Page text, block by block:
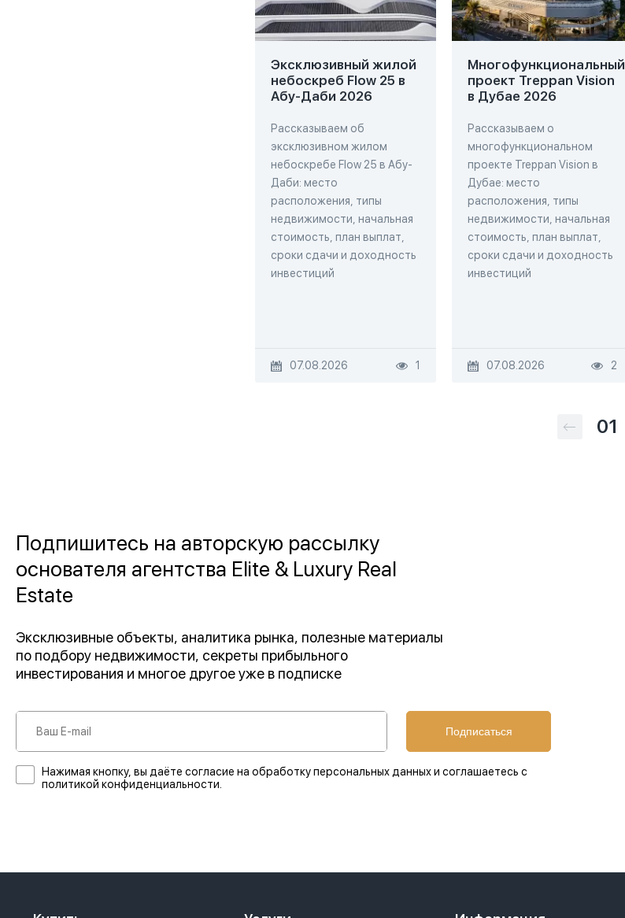
Эксклюзивный жилой
небоскреб Flow 25 в
Абу-Даби 2026
Рассказываем об
эксклюзивном жилом
небоскребе Flow 25 в Абу-
Даби: место
расположения, типы
недвижимости, начальная
стоимость, план выплат,
сроки сдачи и доходность
инвестиций
07.08.2026 1
Многофункциональный
проект Treppan Vision
в Дубае 2026
Рассказываем о
многофункциональном
проекте Treppan Vision в
Дубае: место
расположения, типы
недвижимости, начальная
стоимость, план выплат,
сроки сдачи и доходность
инвестиций
07.08.2026 2
01
Подпишитесь на авторскую рассылку
основателя агентства Elite & Luxury Real
Estate
Эксклюзивные объекты, аналитика рынка, полезные материалы
по подбору недвижимости, секреты прибыльного
инвестирования и многое другое уже в подписке
Подписаться
Нажимая кнопку, вы даёте согласие на обработку персональных данных и соглашаетесь с
политикой конфиденциальности.